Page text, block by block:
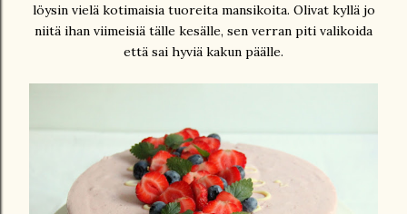
löysin vielä kotimaisia tuoreita mansikoita. Olivat kyllä jo
niitä ihan viimeisiä tälle kesälle, sen verran piti valikoida
että sai hyviä kakun päälle.